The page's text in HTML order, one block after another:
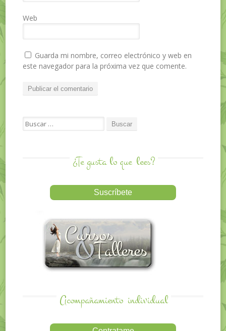
Web
Guarda mi nombre, correo electrónico y web en
este navegador para la próxima vez que comente.
Search for:
¿Te gusta lo que lees?
Acompañamiento individual